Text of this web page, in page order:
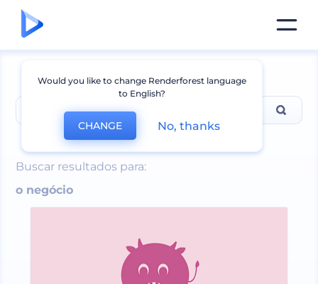
o negócio
Buscar resultados para:
o negócio
Would you like to change Renderforest language
to English?
CHANGE No, thanks